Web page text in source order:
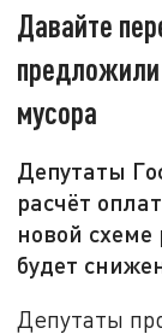
Давайте
предложили
мусора
Депутаты
расчёт
новой схеме
будет
Депутаты